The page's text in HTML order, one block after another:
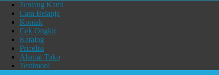
Tentang Kami
Cara Belanja
Kontak
Cek Ongkir
Katalog
Pricelist
Alamat Toko
Testimoni